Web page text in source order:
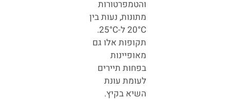
והטמפרטורות
מתונות, נעות בין
20°C ל-25°C.
תקופות אלו גם
מאופיינות
בפחות תיירים
לעומת עונת
השיא בקיץ.